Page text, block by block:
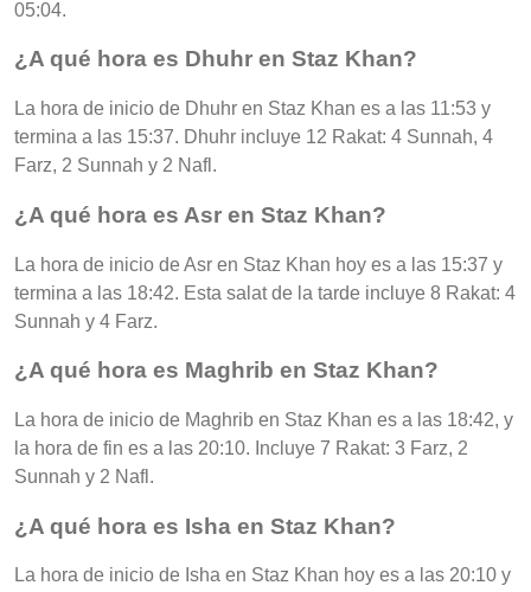
05:04.
¿A qué hora es Dhuhr en Staz Khan?
La hora de inicio de Dhuhr en Staz Khan es a las 11:53 y
termina a las 15:37. Dhuhr incluye 12 Rakat: 4 Sunnah, 4
Farz, 2 Sunnah y 2 Nafl.
¿A qué hora es Asr en Staz Khan?
La hora de inicio de Asr en Staz Khan hoy es a las 15:37 y
termina a las 18:42. Esta salat de la tarde incluye 8 Rakat: 4
Sunnah y 4 Farz.
¿A qué hora es Maghrib en Staz Khan?
La hora de inicio de Maghrib en Staz Khan es a las 18:42, y
la hora de fin es a las 20:10. Incluye 7 Rakat: 3 Farz, 2
Sunnah y 2 Nafl.
¿A qué hora es Isha en Staz Khan?
La hora de inicio de Isha en Staz Khan hoy es a las 20:10 y